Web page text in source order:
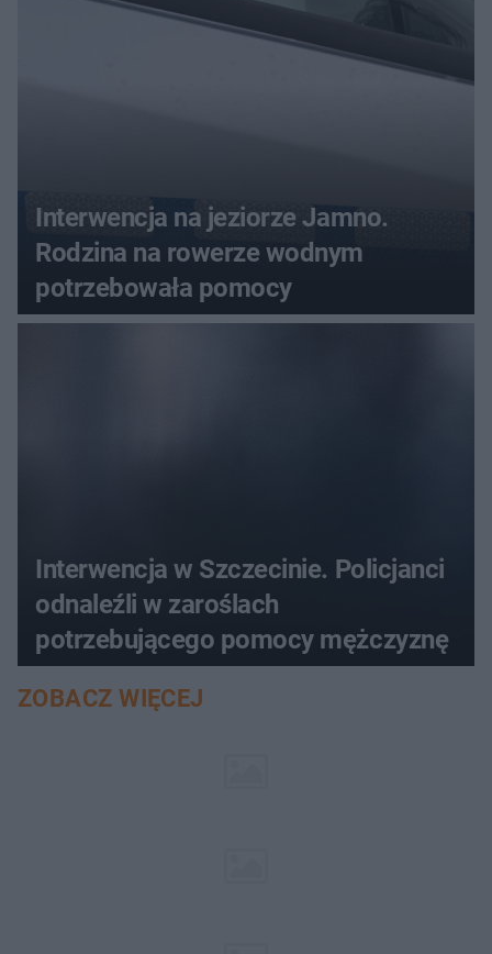
Interwencja na jeziorze Jamno.
Rodzina na rowerze wodnym
potrzebowała pomocy
Interwencja w Szczecinie. Policjanci
odnaleźli w zaroślach
potrzebującego pomocy mężczyznę
ZOBACZ WIĘCEJ